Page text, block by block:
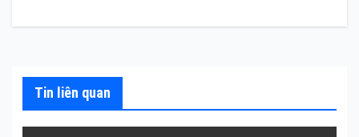
viết
Tin liên quan